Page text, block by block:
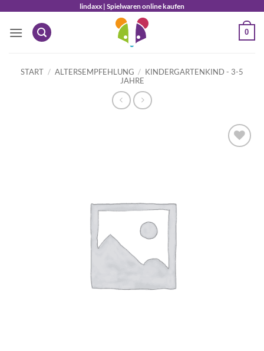
springen
lindaxx | Spielwaren online kaufen
0
START / ALTERSEMPFEHLUNG / KINDERGARTENKIND - 3-5
JAHRE